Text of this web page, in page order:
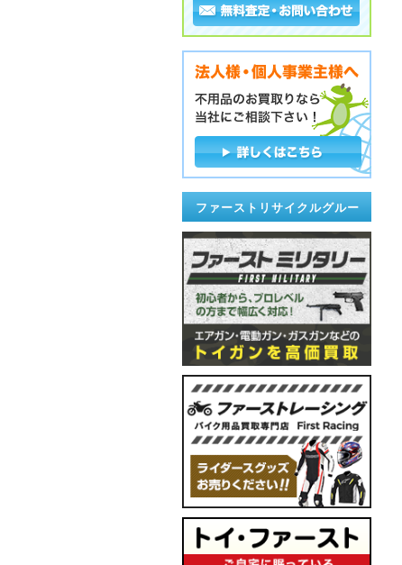
ファーストリサイクルグルー
プ